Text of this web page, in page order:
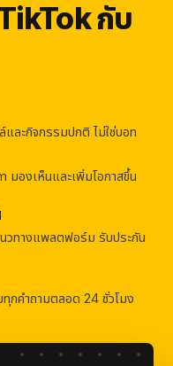
กับ
ละกิจกรรมปกติ ไม่ใช่บอท
มองเห็นและเพิ่มโอกาสขึ้น
วทางแพลตฟอร์ม รับประกัน
กคำถามตลอด 24 ชั่วโมง